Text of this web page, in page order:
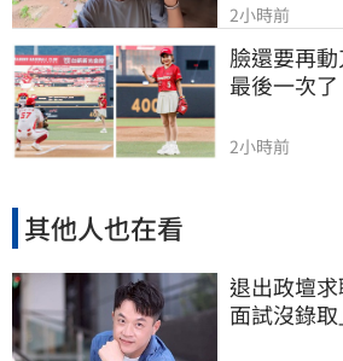
2小時前
臉還要再
最後一次了
2小時前
其他人也在看
退出政壇
面試沒錄